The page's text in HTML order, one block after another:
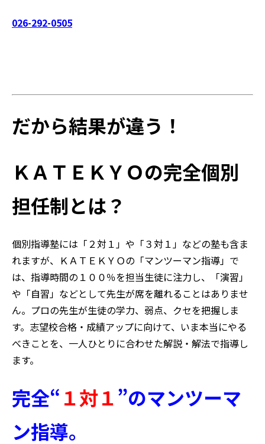
026-292-0505
だから結果が違う！
ＫＡＴＥＫＹＯの完全個別
担任制とは？
個別指導塾には「２対１」や「３対１」などの塾も含ま
れますが、ＫＡＴＥＫＹＯの「マンツーマン指導」で
は、指導時間の１００％を担当生徒に注力し、「演習」
や「自習」などとして先生が席を離れることはありませ
ん。プロの先生が生徒の学力、弱点、クセを把握しま
す。志望校合格・成績アップに向けて、いま本当にやる
べきことを、一人ひとりに合わせた解説・解法で指導し
ます。
完全“１対１”のマンツーマ
ン指導。